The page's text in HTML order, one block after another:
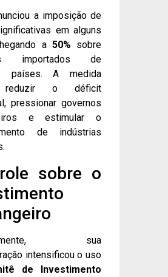
a imposição de
em alguns
a 50% sobre
importados de
países. A medida
reduzir o déficit
pressionar governos
e estimular o
de indústrias
sobre o
sua
intensificou o uso
de Investimento